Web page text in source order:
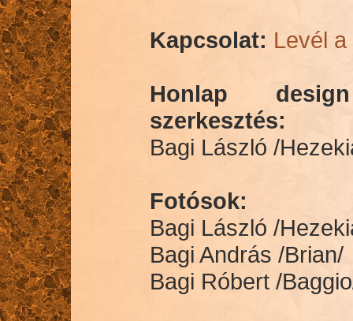
Kapcsolat: Levél
Honlap
szerkesztés:
Bagi László /
Fotósok:
Bagi László /
Bagi András /Brian/
Bagi Róbert /